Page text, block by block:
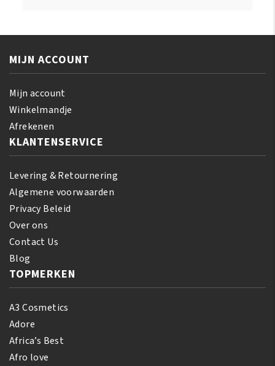
MIJN ACCOUNT
Mijn account
Winkelmandje
Afrekenen
KLANTENSERVICE
Levering & Retournering
Algemene voorwaarden
Privacy Beleid
Over ons
Contact Us
Blog
TOPMERKEN
A3 Cosmetics
Adore
Africa’s Best
Afro love